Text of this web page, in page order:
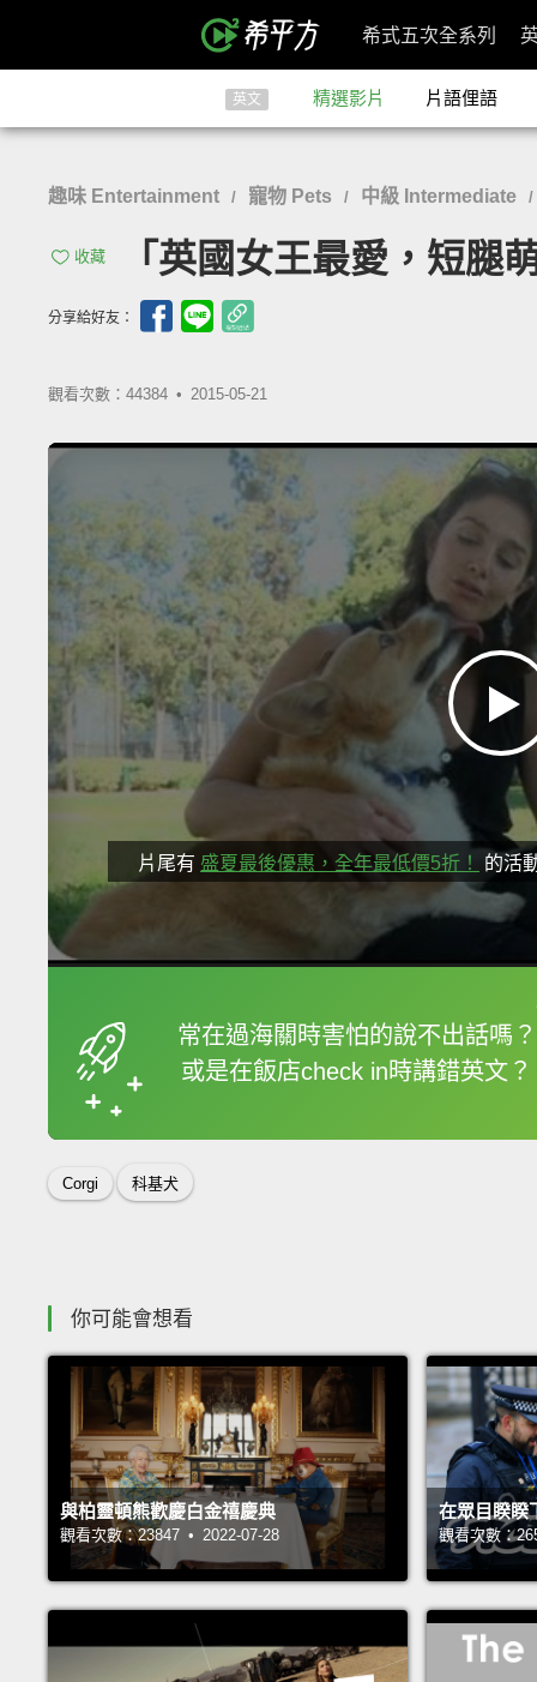
希式五次全系列
英文 精選影片 片語俚語
趣味 Entertainment / 寵物 Pets / 中級 Intermediate /
收藏 「英國女王最愛，短
分享給好友：
觀看次數：44384 • 2015-05-21
片尾有 盛夏最後優惠，全年最低價5折！ 的活
常在過海關時害怕的說不出話嗎？
或是在飯店check in時講錯英文？
框選或點兩下字幕可
Corgi 科基犬
你可能會想看
與柏靈頓熊歡慶白金禧慶典
觀看次數：23847 • 2022-07-28
在眾目睽睽
觀看次數：